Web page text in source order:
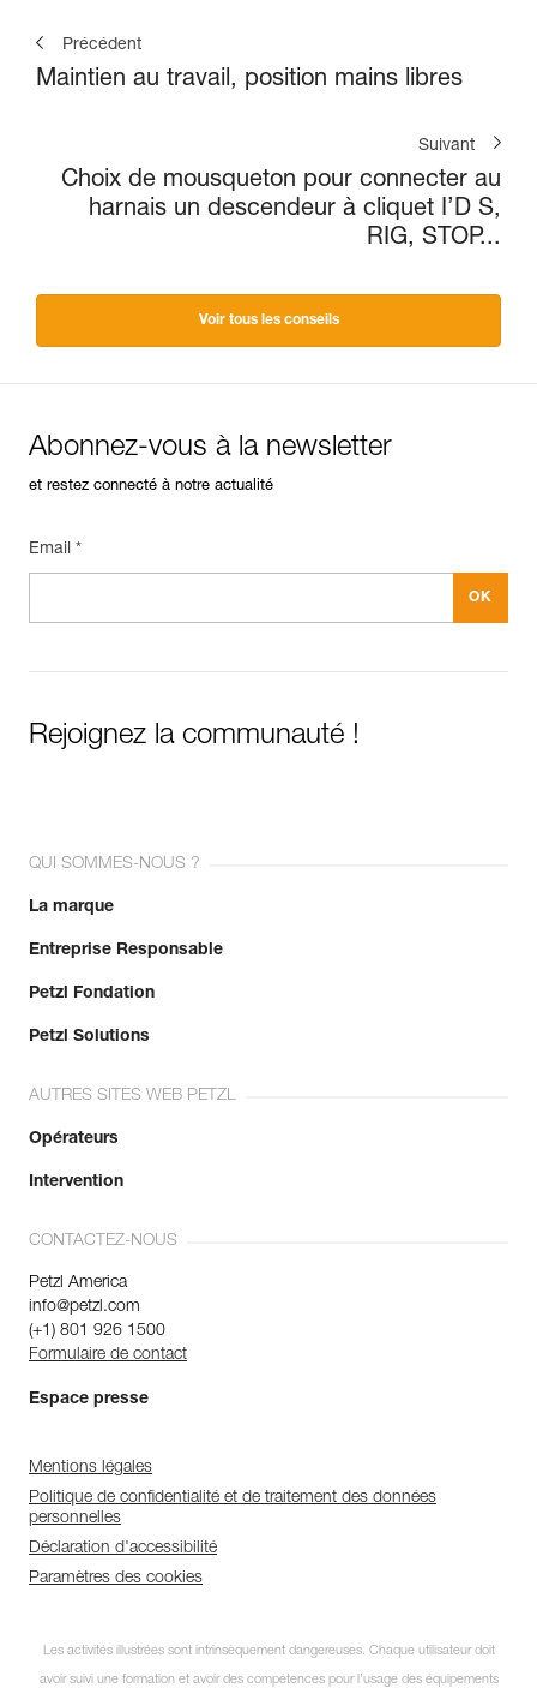
Précédent
Maintien au travail, position mains libres
Suivant
Choix de mousqueton pour connecter au
harnais un descendeur à cliquet I’D S,
RIG, STOP...
Voir tous les conseils
Abonnez-vous à la newsletter
et restez connecté à notre actualité
Email *
Rejoignez la communauté !
QUI SOMMES-NOUS ?
La marque
Entreprise Responsable
Petzl Fondation
Petzl Solutions
AUTRES SITES WEB PETZL
Opérateurs
Intervention
CONTACTEZ-NOUS
Petzl America
info@petzl.com
(+1) 801 926 1500
Formulaire de contact
Espace presse
Mentions légales
Politique de confidentialité et de traitement des données
personnelles
Déclaration d'accessibilité
Paramètres des cookies
Les activités illustrées sont intrinsèquement dangereuses. Chaque utilisateur doit
avoir suivi une formation et avoir des compétences pour l’usage des équipements